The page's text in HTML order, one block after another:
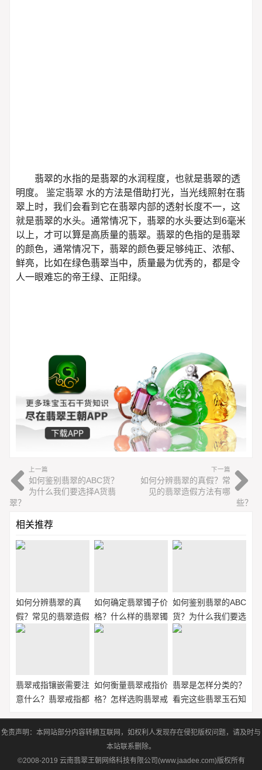
翡翠的水指的是翡翠的水润程度，也就是翡翠的透
明度。
鉴定翡翠水的方法是借助打光，当光线照射在翡
翠上时，我们会看到它在翡翠内部的透射长度不一，这
就是翡翠的水头。通常情况下，翡翠的水头要达到6毫米
以上，才可以算是高质量的翡翠。翡翠的色指的是翡翠
的颜色，通常情况下，翡翠的颜色要足够纯正、浓郁、
鲜亮，比如在绿色翡翠当中，质量最为优秀的，都是令
人一眼难忘的帝王绿、正阳绿。
上一篇
如何鉴别翡翠的ABC货？
为什么我们要选择A货翡
翠？
下一篇
如何分辨翡翠的真假？常
见的翡翠造假方法有哪
些？
相关推荐
如何分辨翡翠的真
假？常见的翡翠造假
方法有哪些？
如何确定翡翠镯子价
格？什么样的翡翠镯
子最值钱？
如何鉴别翡翠的ABC
货？为什么我们要选
择A货翡翠？
翡翠戒指镶嵌需要注
意什么？翡翠戒指都
如何衡量翡翠戒指价
格？怎样选购翡翠戒
翡翠是怎样分类的？
看完这些翡翠玉石知
免责声明：本网站部分内容转摘互联网，如权利人发现存在侵犯版权问题，请及时与
本站联系删除。
©2008-2019 云南翡翠王朝网络科技有限公司(www.jaadee.com)版权所有